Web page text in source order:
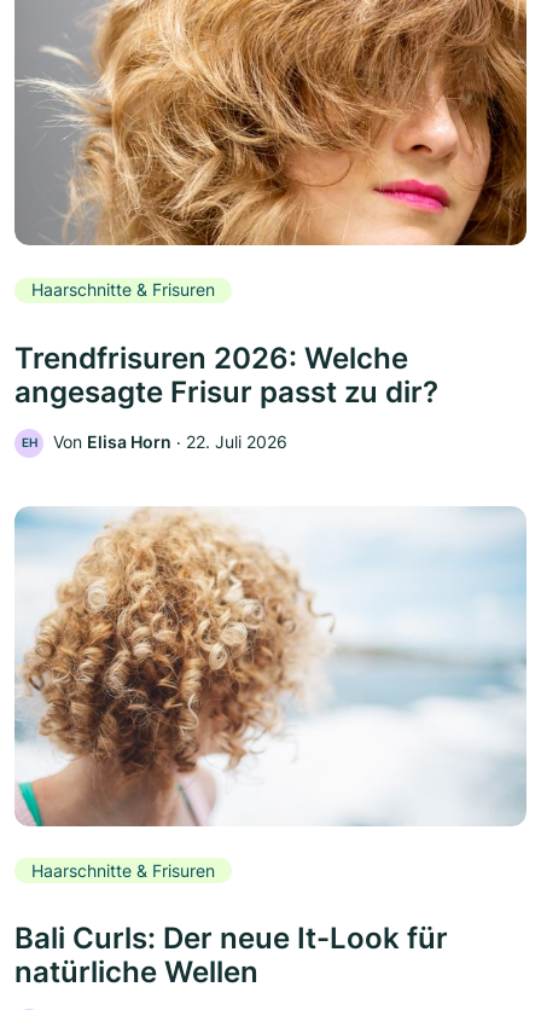
Haarschnitte & Frisuren
Trendfrisuren 2026: Welche
angesagte Frisur passt zu dir?
EH Von Elisa Horn ‧ 22. Juli 2026
Haarschnitte & Frisuren
Bali Curls: Der neue It-Look für
natürliche Wellen